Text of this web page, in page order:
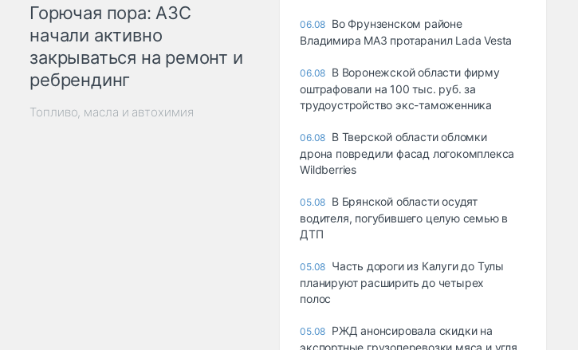
Горючая пора: АЗС
начали активно
закрываться на ремонт и
ребрендинг
Топливо, масла и автохимия
06.08 Во Фрунзенском районе
Владимира МАЗ протаранил Lada Vesta
06.08 В Воронежской области фирму
оштрафовали на 100 тыс. руб. за
трудоустройство экс-таможенника
06.08 В Тверской области обломки
дрона повредили фасад логокомплекса
Wildberries
05.08 В Брянской области осудят
водителя, погубившего целую семью в
ДТП
05.08 Часть дороги из Калуги до Тулы
планируют расширить до четырех
полос
05.08 РЖД анонсировала скидки на